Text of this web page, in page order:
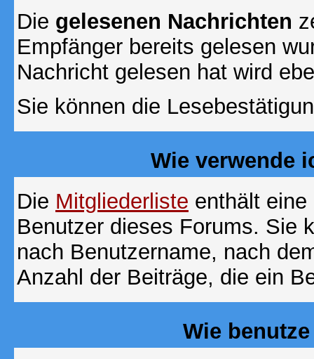
Die gelesenen Nachrichten
Empfänger bereits gelesen
Nachricht gelesen hat wird
Sie können die
Wie verwende
Die Mitgliederliste enthält
Benutzer dieses Forums. Sie
nach Benutzername, nach
Anzahl der Beiträge, die ein
Wie